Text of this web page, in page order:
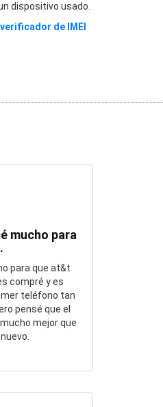
dispositivo usado.
verificador de IMEI
mucho para
para que at&t
compré y es
teléfono tan
pensé que el
mejor que